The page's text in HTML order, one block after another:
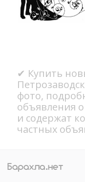
✔ Купить
фото,
объявления
и содержат
частных